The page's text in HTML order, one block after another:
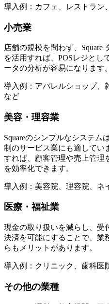
導入例：カフェ、レストラン
小売業
店舗の規模を問わず、Square
を活用すれば、 POSレジとし
ータの分析が容易になります。
導入例：アパレルショップ、
など
美容・理容業
Squareのシンプルなシステム
制のサービス業にも適してい
すれば、顧客管理や売上管理
を効率化できます。
導入例：美容院、理容院、ネ
医療・福祉業
現金の取り扱いを減らし、受
決済を可能にすることで、 業
らもメリット があります。
導入例：クリニック、歯科医
その他の業種